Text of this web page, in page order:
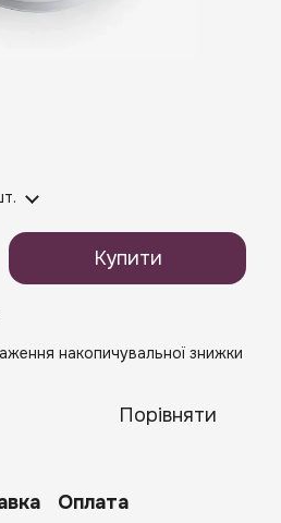
Купити
накопичувальної знижки
Порівняти
Оплата